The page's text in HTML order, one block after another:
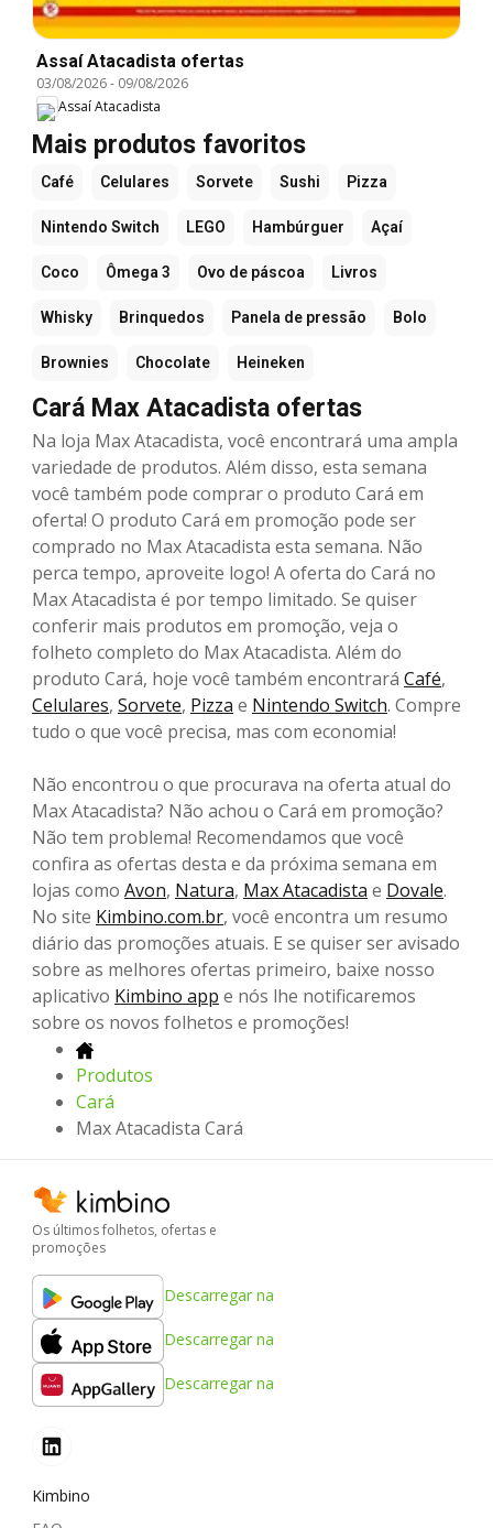
Assaí Atacadista ofertas
03/08/2026- 09/08/2026
Assaí Atacadista
Mais produtos favoritos
Café Celulares Sorvete Sushi Pizza
Nintendo Switch LEGO Hambúrguer Açaí
Coco Ômega 3 Ovo de páscoa Livros
Whisky Brinquedos Panela de pressão Bolo
Brownies Chocolate Heineken
Cará Max Atacadista ofertas
Na loja Max Atacadista, você encontrará uma ampla
variedade de produtos. Além disso, esta semana
você também pode comprar o produto Cará em
oferta! O produto Cará em promoção pode ser
comprado no Max Atacadista esta semana. Não
perca tempo, aproveite logo! A oferta do Cará no
Max Atacadista é por tempo limitado. Se quiser
conferir mais produtos em promoção, veja o
folheto completo do Max Atacadista. Além do
produto Cará, hoje você também encontrará Café,
Celulares, Sorvete, Pizza e Nintendo Switch. Compre
tudo o que você precisa, mas com economia!
Não encontrou o que procurava na oferta atual do
Max Atacadista? Não achou o Cará em promoção?
Não tem problema! Recomendamos que você
confira as ofertas desta e da próxima semana em
lojas como Avon, Natura, Max Atacadista e Dovale.
No site Kimbino.com.br, você encontra um resumo
diário das promoções atuais. E se quiser ser avisado
sobre as melhores ofertas primeiro, baixe nosso
aplicativo Kimbino app e nós lhe notificaremos
sobre os novos folhetos e promoções!
Produtos
Cará
Max Atacadista Cará
Os últimos folhetos, ofertas e
promoções
Descarregar na
Descarregar na
Descarregar na
Kimbino